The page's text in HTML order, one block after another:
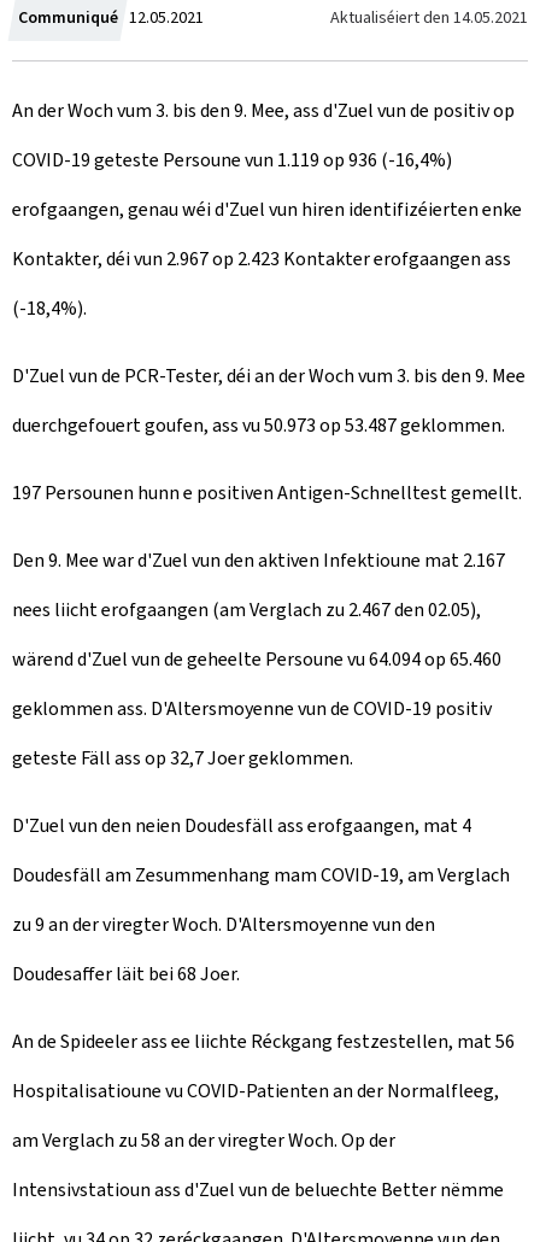
Communiqué C
r
e
a
t
e
12.05.2021 Aktualiséiert den 14.05.2021
An der Woch vum 3. bis den 9. Mee, ass d'Zuel vun de positiv op
COVID-19 geteste Persoune vun 1.119 op 936 (-16,4%)
erofgaangen, genau wéi d'Zuel vun hiren identifizéierten enke
Kontakter, déi vun 2.967 op 2.423 Kontakter erofgaangen ass
(-18,4%).
D'Zuel vun de PCR-Tester, déi an der Woch vum 3. bis den 9. Mee
duerchgefouert goufen, ass vu 50.973 op 53.487 geklommen.
197 Persounen hunn e positiven Antigen-Schnelltest gemellt.
Den 9. Mee war d'Zuel vun den aktiven Infektioune mat 2.167
nees liicht erofgaangen (am Verglach zu 2.467 den 02.05),
wärend d'Zuel vun de geheelte Persoune vu 64.094 op 65.460
geklommen ass. D'Altersmoyenne vun de COVID-19 positiv
geteste Fäll ass op 32,7 Joer geklommen.
D'Zuel vun den neien Doudesfäll ass erofgaangen, mat 4
Doudesfäll am Zesummenhang mam COVID-19, am Verglach
zu 9 an der viregter Woch. D'Altersmoyenne vun den
Doudesaffer läit bei 68 Joer.
An de Spideeler ass ee liichte Réckgang festzestellen, mat 56
Hospitalisatioune vu COVID-Patienten an der Normalfleeg,
am Verglach zu 58 an der viregter Woch. Op der
Intensivstatioun ass d'Zuel vun de beluechte Better nëmme